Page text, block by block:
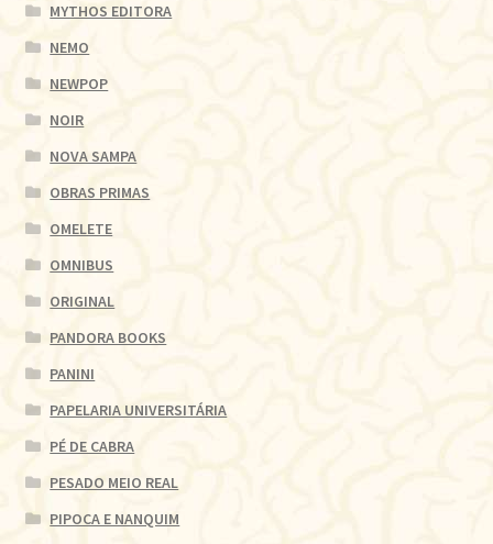
MYTHOS EDITORA
NEMO
NEWPOP
NOIR
NOVA SAMPA
OBRAS PRIMAS
OMELETE
OMNIBUS
ORIGINAL
PANDORA BOOKS
PANINI
PAPELARIA UNIVERSITÁRIA
PÉ DE CABRA
PESADO MEIO REAL
PIPOCA E NANQUIM